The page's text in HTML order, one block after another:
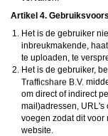
Artikel 4.
Het is de gebruiker
inbreukmakende,
te uploaden, te
Het is de gebruiker,
om direct of indirect
mail)adressen, URL's
voegen zodat dit
website.